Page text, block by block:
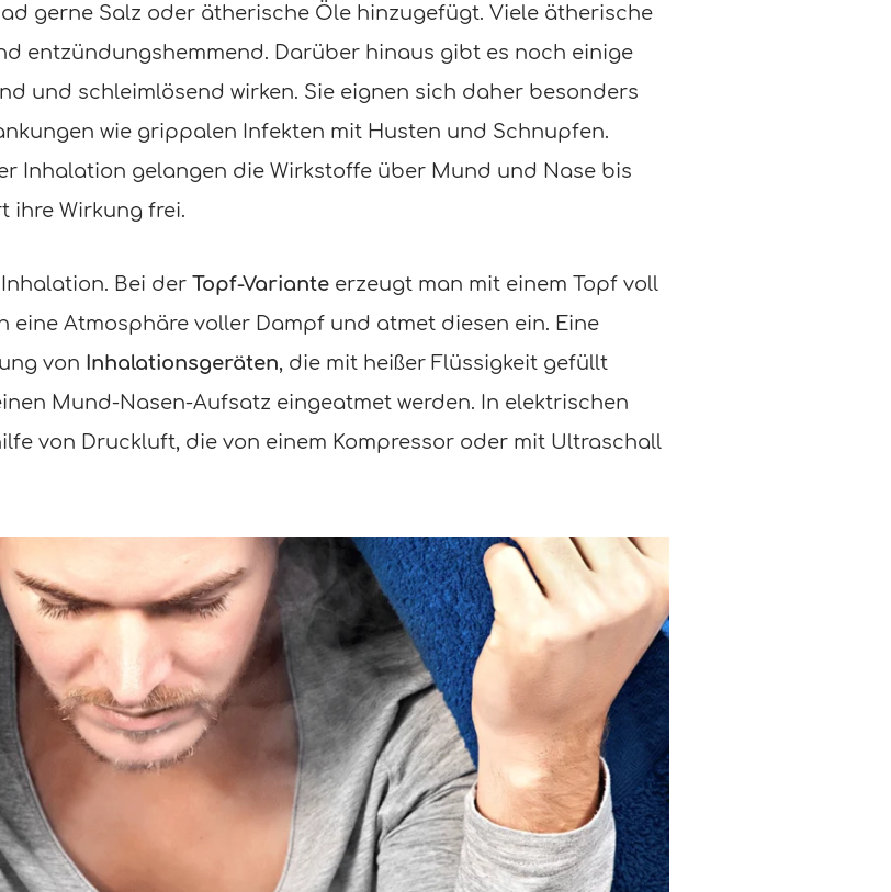
gerne Salz oder ätherische Öle hinzugefügt. Viele ätherische
entzündungshemmend. Darüber hinaus gibt es noch einige
und schleimlösend wirken. Sie eignen sich daher besonders
wie grippalen Infekten mit Husten und Schnupfen.
Inhalation gelangen die Wirkstoffe über Mund und Nase bis
ihre Wirkung frei.
Bei der Topf-Variante erzeugt man mit einem Topf voll
eine Atmosphäre voller Dampf und atmet diesen ein. Eine
von Inhalationsgeräten, die mit heißer Flüssigkeit gefüllt
Mund-Nasen-Aufsatz eingeatmet werden. In elektrischen
von Druckluft, die von einem Kompressor oder mit Ultraschall